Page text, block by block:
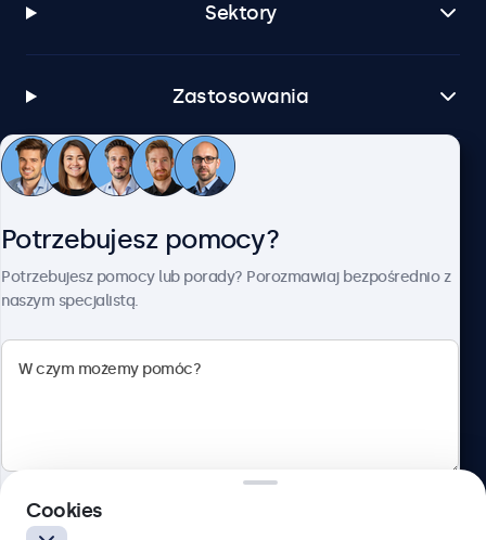
Sektory
Zastosowania
Obsługa klienta
Polski
Potrzebujesz pomocy?
Potrzebujesz pomocy lub porady? Porozmawiaj bezpośrednio z
naszym specjalistą.
Cookies